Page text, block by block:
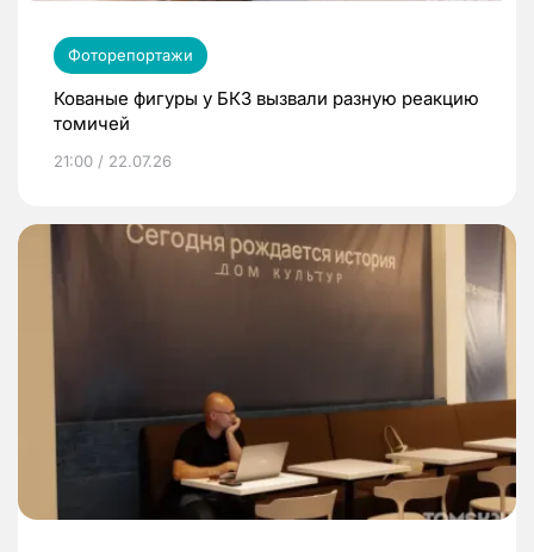
Фоторепортажи
Кованые фигуры у БКЗ вызвали разную реакцию
томичей
21:00 / 22.07.26